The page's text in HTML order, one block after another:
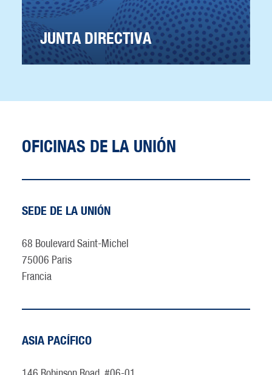
JUNTA DIRECTIVA
OFICINAS DE LA UNIÓN
SEDE DE LA UNIÓN
68 Boulevard Saint-Michel
75006 Paris
Francia
ASIA PACÍFICO